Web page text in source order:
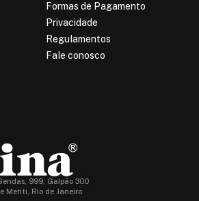
Formas de Pagamento
Privacidade
Regulamentos
Fale conosco
999, Galpão 300
Meriti, Rio de Janeiro